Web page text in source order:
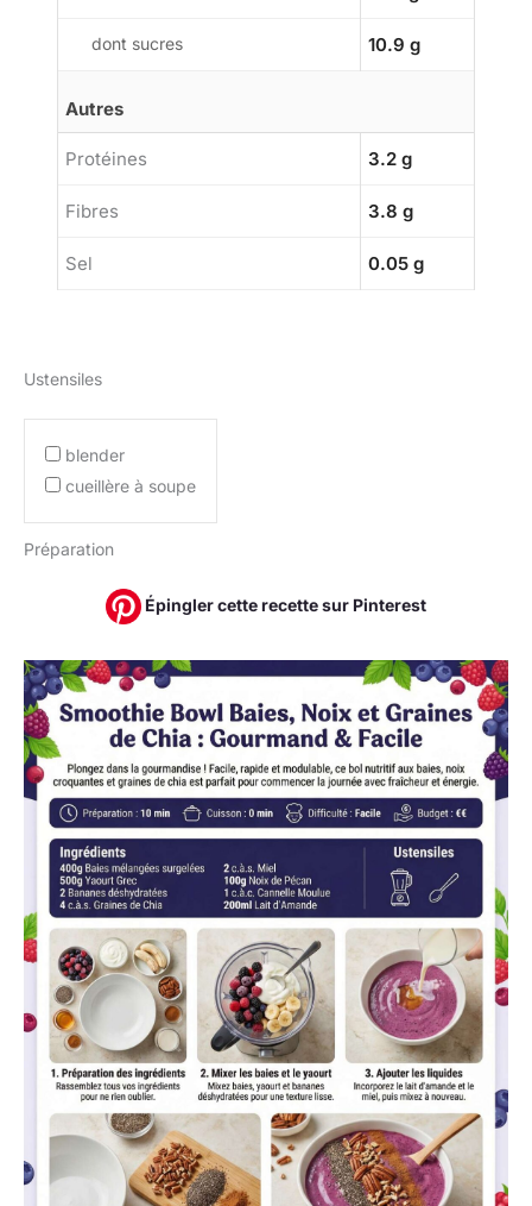
dont sucres 10.9 g
Autres
Protéines 3.2 g
Fibres 3.8 g
Sel 0.05 g
Ustensiles
blender
cueillère à soupe
Préparation
Épingler cette recette sur Pinterest